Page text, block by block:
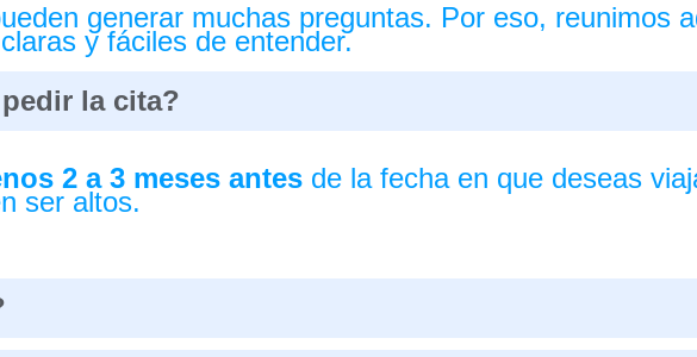
generar muchas preguntas. Por eso, reunimos
y fáciles de entender.
la cita?
2 a 3 meses antes de la fecha en que deseas
ser altos.